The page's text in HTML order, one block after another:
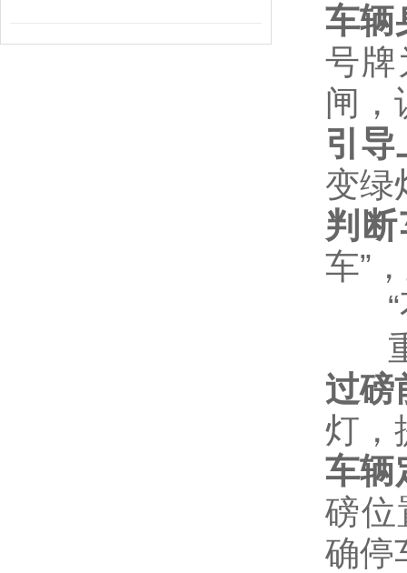
车辆
号牌
闸，
引导
变绿
判
车”
“
过磅
灯，
车辆
磅位
确停